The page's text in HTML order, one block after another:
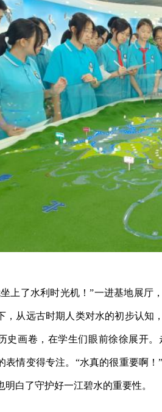
上了水利时光机！”一进基地展厅
，从远古时期人类对水的初步认知
史画卷，在学生们眼前徐徐展开
表情变得专注。“水真的很重要啊
明白了守护好一江碧水的重要性。